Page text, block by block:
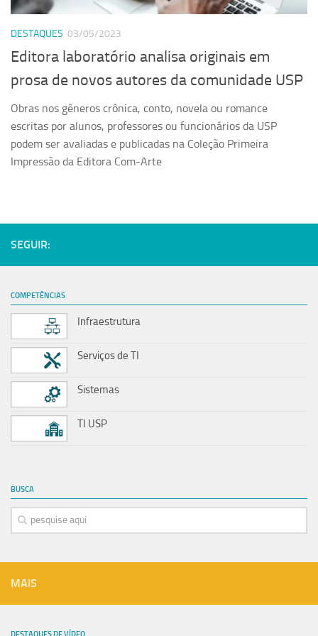
DESTAQUES 03/05/2023
Editora laboratório analisa originais em
prosa de novos autores da comunidade USP
Obras nos gêneros crônica, conto, novela ou romance
escritas por alunos, professores ou funcionários da USP
podem ser avaliadas e publicadas na Coleção Primeira
Impressão da Editora Com-Arte
SEGUIR:
COMPETÊNCIAS
Infraestrutura
Serviços de TI
Sistemas
TI USP
BUSCA
MAIS